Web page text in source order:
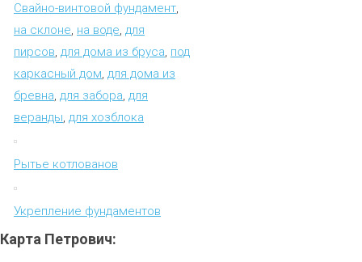
Свайно-винтовой фундамент,
на склоне, на воде, для
пирсов, для дома из бруса, под
каркасный дом, для дома из
бревна, для забора, для
веранды, для хозблока
Рытье котлованов
Укрепление фундаментов
Карта Петрович: